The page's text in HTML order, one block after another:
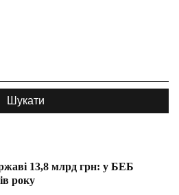
13,8 млрд грн: у БЕБ
року